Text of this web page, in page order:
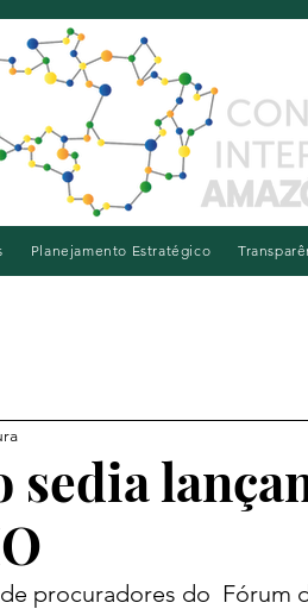
Planejamento Estratégico
sedia
procuradores do  Fórum